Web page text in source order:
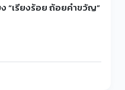
“เรียงร้อย ถ้อยคำขวัญ”